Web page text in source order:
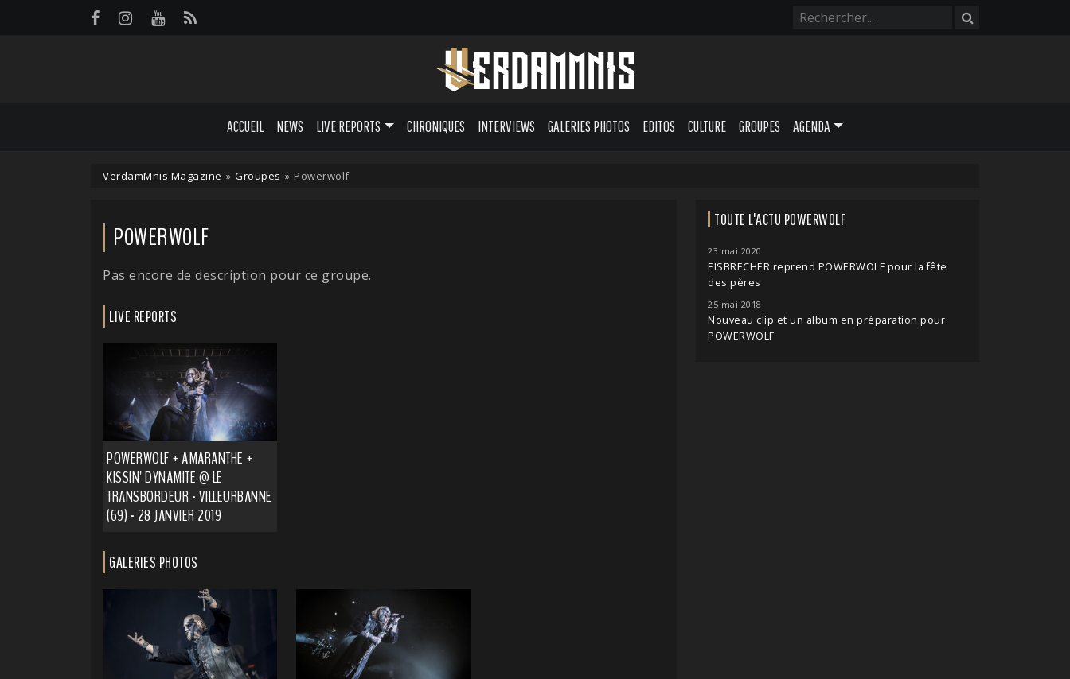
ACCUEIL NEWS LIVE REPORTS CHRONIQUES INTERVIEWS GALERIES PHOTOS EDITOS CULTURE GROUPES AGENDA
VerdamMnis Magazine » Groupes » Powerwolf
POWERWOLF
Pas encore de description pour ce groupe.
LIVE REPORTS
POWERWOLF + AMARANTHE +
KISSIN' DYNAMITE @ LE
TRANSBORDEUR - VILLEURBANNE
(69) - 28 JANVIER 2019
GALERIES PHOTOS
TOUTE L'ACTU POWERWOLF
23 mai 2020
EISBRECHER reprend POWERWOLF pour la fête
des pères
25 mai 2018
Nouveau clip et un album en préparation pour
POWERWOLF
Panneau de gestion des cookies